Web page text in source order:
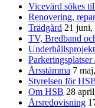
Vicevärd sökes
Renovering,
Trädgård 21 juni,
TV, Bredband
Årsstämma 7
Styrelsen för
Om HSB 28
Årsredovisning